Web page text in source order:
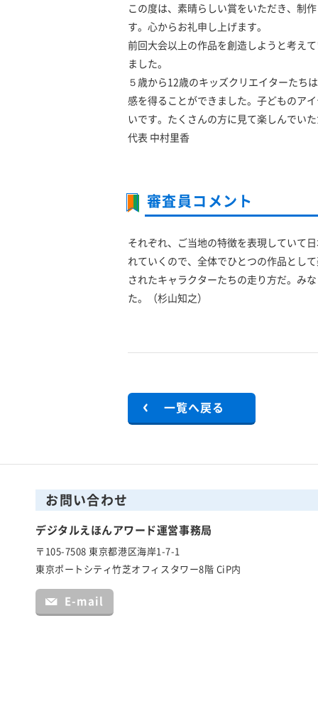
この度は、素晴らしい賞をいただき、制
す。心からお礼申し上げます。
前回大会以上の作品を創造しようと考え
ました。
５歳から12歳のキッズクリエイターたち
感を得ることができました。子どものア
いです。たくさんの方に見て楽しんでい
代表 中村里香
審査員コメント
それぞれ、ご当地の特徴を表現していて
れていくので、全体でひとつの作品とし
されたキャラクターたちの走り方だ。み
た。（杉山知之）
一覧へ戻る
お問い合わせ
デジタルえほんアワード運営事務局
〒105-7508 東京都港区海岸1-7-1
東京ポートシティ竹芝オフィスタワー8階 CiP内
E-mail